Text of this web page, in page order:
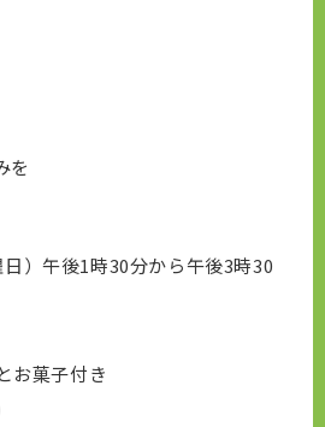
を
）午後1時30分から午後3時30
お菓子付き